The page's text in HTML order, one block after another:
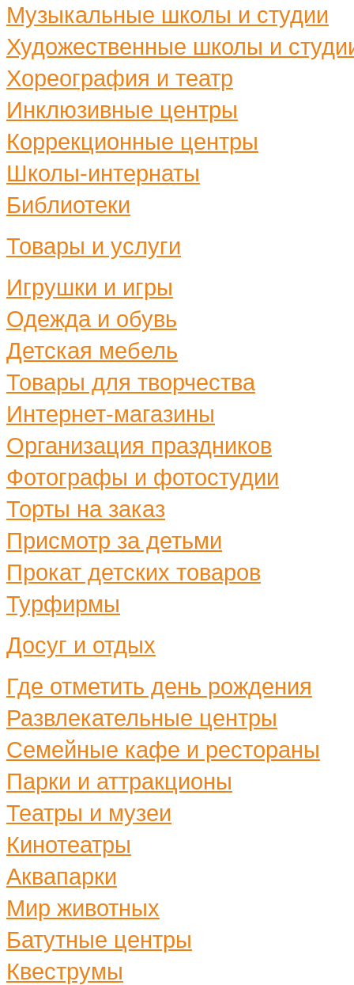
Музыкальные школы и студии
Художественные школы и
Хореография и театр
Инклюзивные центры
Коррекционные центры
Школы-интернаты
Библиотеки
Товары и услуги
Игрушки и игры
Одежда и обувь
Детская мебель
Товары для творчества
Интернет-магазины
Организация праздников
Фотографы и фотостудии
Торты на заказ
Присмотр за детьми
Прокат детских товаров
Турфирмы
Досуг и отдых
Где отметить день рождения
Развлекательные центры
Семейные кафе и рестораны
Парки и аттракционы
Театры и музеи
Кинотеатры
Аквапарки
Мир животных
Батутные центры
Квеструмы